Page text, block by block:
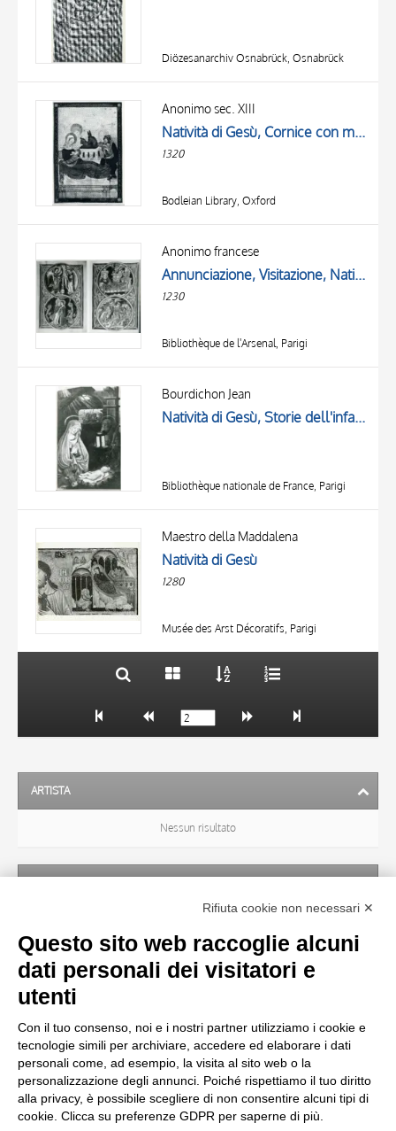
Diözesanarchiv Osnabrück, Osnabrück
Anonimo sec. XIII
Natività di Gesù, Cornice con motivi decorativi geometrici
1320
Bodleian Library, Oxford
Anonimo francese
Annunciazione, Visitazione, Natività di Gesù, Annuncio ai pastori, Motivi decorativi fitomorfi
1230
Bibliothèque de l'Arsenal, Parigi
Bourdichon Jean
Natività di Gesù, Storie dell'infanzia di Cristo, Maria Vergine, San Giuseppe, Gesù Bambino
Bibliothèque nationale de France, Parigi
Maestro della Maddalena
Natività di Gesù
1280
Musée des Arst Décoratifs, Parigi
TITOLO
AUTORE
20 RISULTATI
ARTISTA
Nessun risultato
OGGETTO
LOCALIZZAZIONE
CRONOLOGIA
Rifiuta cookie non necessari ✕
Questo sito web raccoglie alcuni
dati personali dei visitatori e
utenti
Con il tuo consenso, noi e i nostri partner utilizziamo i cookie e
tecnologie simili per archiviare, accedere ed elaborare i dati
personali come, ad esempio, la visita al sito web o la
personalizzazione degli annunci. Poiché rispettiamo il tuo diritto
alla privacy, è possibile scegliere di non consentire alcuni tipi di
cookie. Clicca su preferenze GDPR per saperne di più.